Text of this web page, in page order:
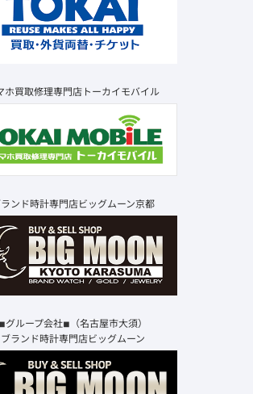
ホ買取修理専門店トーカイモバイル
ンド時計専門店ビッグムーン京都
◾︎グループ会社◾︎（名古屋市大須）
ブランド時計専門店ビッグムーン